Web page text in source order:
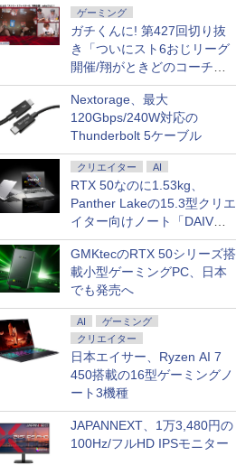
ゲーミング
ガチくんに! 第427回切り抜
き「ついにスト6おじリーグ
開催/翔がときどのコーチ就
任など」
Nextorage、最大
120Gbps/240W対応の
Thunderbolt 5ケーブル
クリエイター AI
RTX 50なのに1.53kg、
Panther Lakeの15.3型クリエ
イター向けノート「DAIV
Z5」
GMKtecのRTX 50シリーズ搭
載小型ゲーミングPC、日本
でも発売へ
AI
ゲーミング
クリエイター
日本エイサー、Ryzen AI 7
450搭載の16型ゲーミングノ
ート3機種
JAPANNEXT、1万3,480円の
100Hz/フルHD IPSモニター